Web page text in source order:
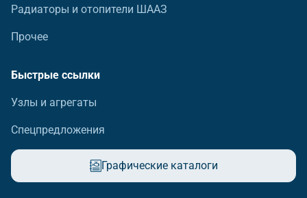
Радиаторы и отопители ШААЗ
Прочее
Быстрые ссылки
Узлы и агрегаты
Спецпредложения
Графические каталоги